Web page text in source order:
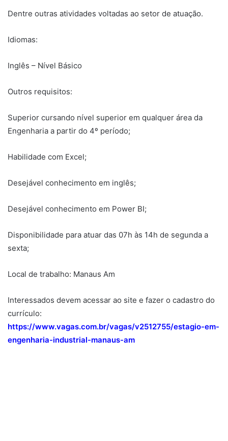
Dentre outras atividades voltadas ao setor de atuação.
Idiomas:
Inglês – Nível Básico
Outros requisitos:
Superior cursando nível superior em qualquer área da
Engenharia a partir do 4º período;
Habilidade com Excel;
Desejável conhecimento em inglês;
Desejável conhecimento em Power BI;
Disponibilidade para atuar das 07h às 14h de segunda a
sexta;
Local de trabalho: Manaus Am
Interessados devem acessar ao site e fazer o cadastro do
currículo:
https://www.vagas.com.br/vagas/v2512755/estagio-em-
engenharia-industrial-manaus-am